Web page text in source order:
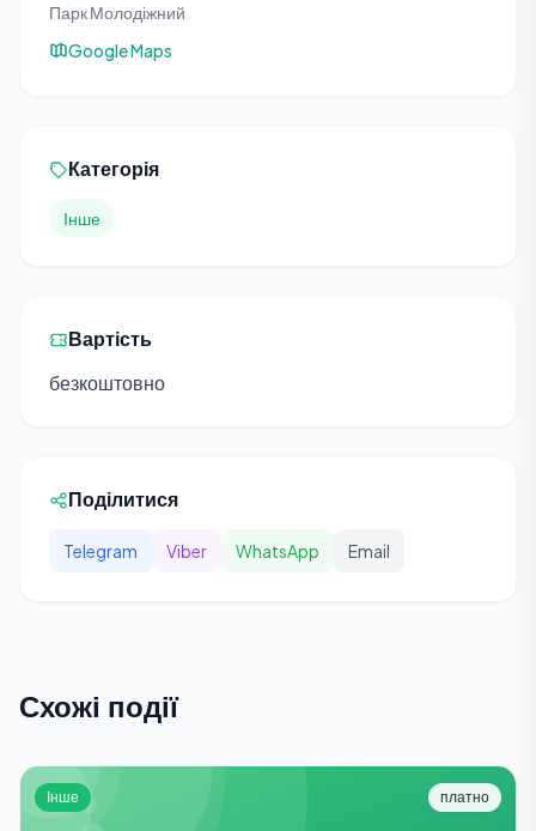
Парк Молодіжний
Google Maps
Категорія
Інше
Вартість
безкоштовно
Поділитися
Telegram Viber WhatsApp Email
Схожі події
Інше платно